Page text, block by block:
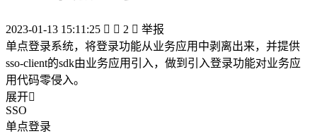
2023-01-13 15:11:25   2  举报
单点登录系统，将登录功能从业务应用中剥离出来，并提供
sso-client的sdk由业务应用引入，做到引入登录功能对业务应
用代码零侵入。
展开
SSO
单点登录